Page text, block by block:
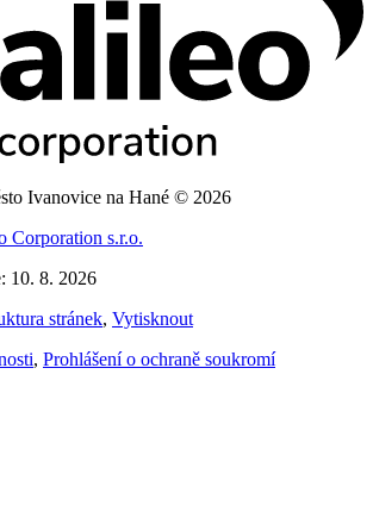
Ivanovice na Hané © 2026
Corporation s.r.o.
10. 8. 2026
stránek, Vytisknout
, Prohlášení o ochraně soukromí